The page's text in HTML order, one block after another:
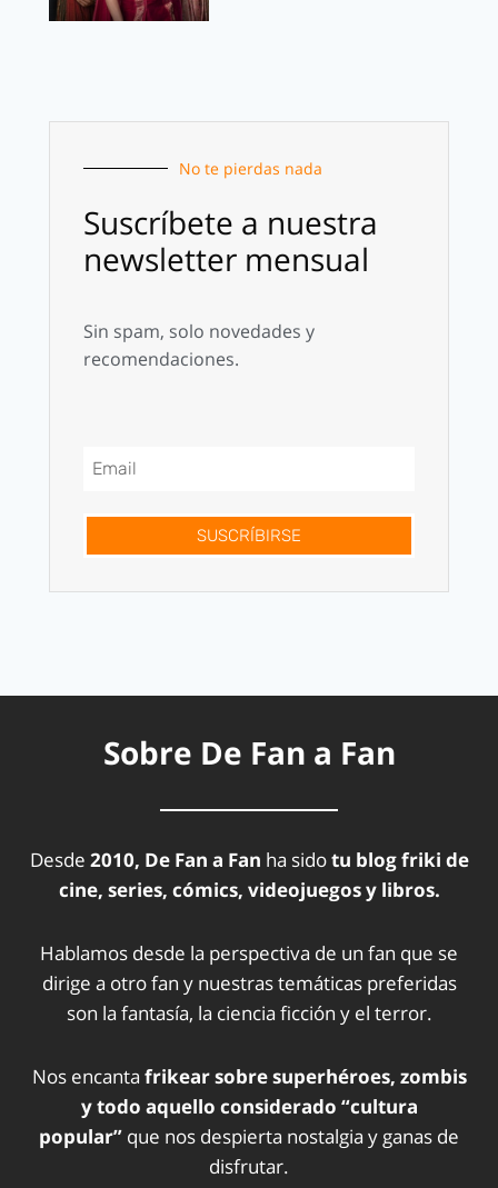
No te pierdas nada
Suscríbete a nuestra
newsletter mensual
Sin spam, solo novedades y
recomendaciones.
SUSCRÍBIRSE
Sobre De Fan a Fan
Desde 2010, De Fan a Fan ha sidotu blog friki de
cine, series, cómics, videojuegos y libros.
Hablamos desde la perspectiva de un fan que se
dirige a otro fan y nuestras temáticas preferidas
son la fantasía, la ciencia ficción y el terror.
Nos encanta frikear sobre superhéroes, zombis
y todo aquello considerado “cultura
popular” que nos despierta nostalgia y ganas de
disfrutar.